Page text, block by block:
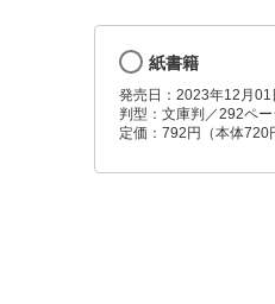
紙書籍
発売日：2023年12月01
判型：文庫判／292ペー
定価：792円（本体720